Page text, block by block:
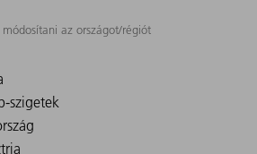
az országot/régiót